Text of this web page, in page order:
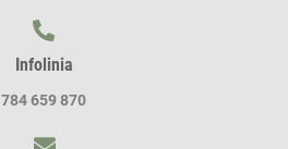
Infolinia
784 659 870